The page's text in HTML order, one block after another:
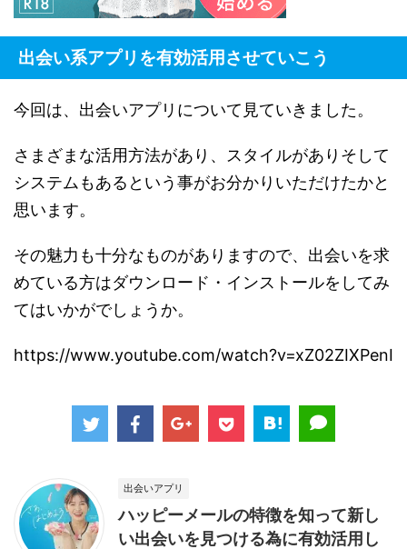
出会い系アプリを有効活用させていこう
今回は、出会いアプリについて見ていきました。
さまざまな活用方法があり、スタイルがありそして
システムもあるという事がお分かりいただけたかと
思います。
その魅力も十分なものがありますので、出会いを求
めている方はダウンロード・インストールをしてみ
てはいかがでしょうか。
https://www.youtube.com/watch?v=xZ02ZIXPenI
出会いアプリ
ハッピーメールの特徴を知って新し
い出会いを見つける為に有効活用し